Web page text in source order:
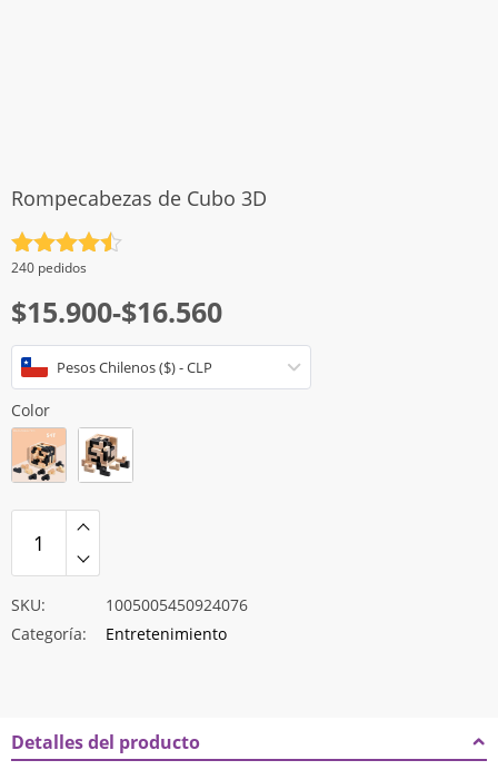
Rompecabezas de Cubo 3D
Valorado
con
de 5
240 pedidos
$15.900-$16.560
Rango
de
precios:
desde
$15.900
hasta
$16.560
Pesos Chilenos ($) - CLP
Color
SKU:
1005005450924076
Categoría:
Entretenimiento
Detalles del producto